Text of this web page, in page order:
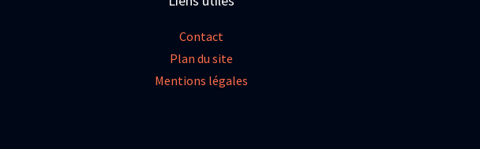
Contact
Plan du site
Mentions légales